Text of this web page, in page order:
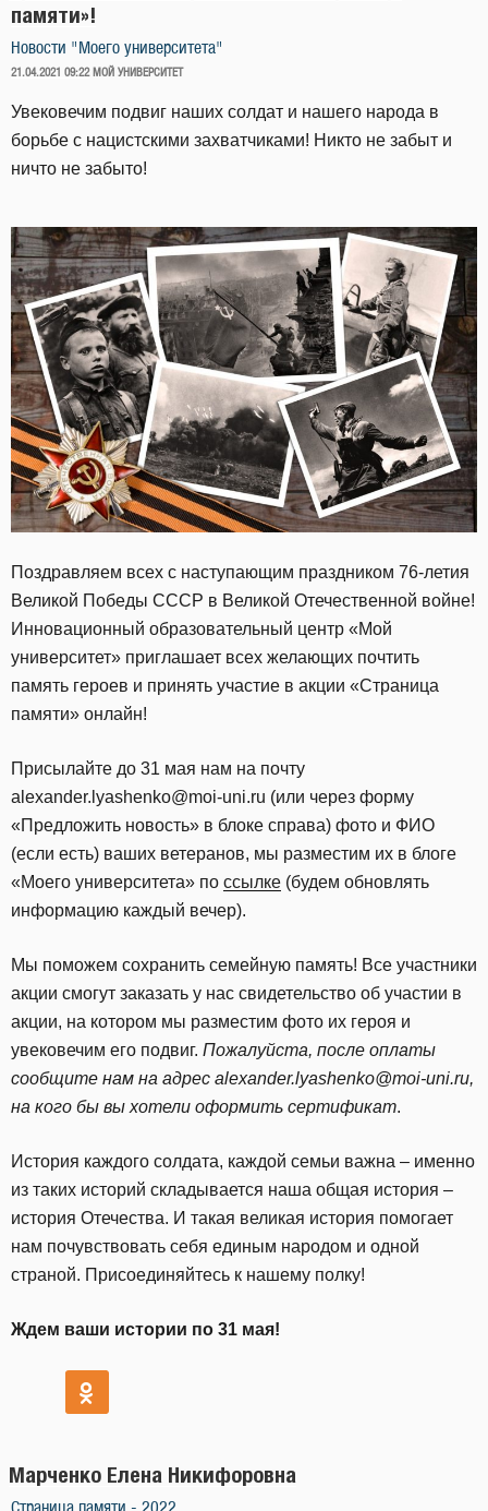
памяти»!
Новости "Моего университета"
ОПУБЛИКОВАНО
21.04.2021 09:22 МОЙ УНИВЕРСИТЕТ
Увековечим подвиг наших солдат и нашего народа в
борьбе с нацистскими захватчиками! Никто не забыт и
ничто не забыто!
Поздравляем всех с наступающим праздником 76-летия
Великой Победы СССР в Великой Отечественной войне!
Инновационный образовательный центр «Мой
университет» приглашает всех желающих почтить
память героев и принять участие в акции «Страница
памяти» онлайн!
Присылайте до 31 мая нам на почту
alexander.lyashenko@moi-uni.ru (или через форму
«Предложить новость» в блоке справа) фото и ФИО
(если есть) ваших ветеранов, мы разместим их в блоге
«Моего университета» по ссылке (будем обновлять
информацию каждый вечер).
Мы поможем сохранить семейную память! Все участники
акции смогут заказать у нас свидетельство об участии в
акции, на котором мы разместим фото их героя и
увековечим его подвиг. Пожалуйста, после оплаты
сообщите нам на адрес alexander.lyashenko@moi-uni.ru,
на кого бы вы хотели оформить сертификат.
История каждого солдата, каждой семьи важна – именно
из таких историй складывается наша общая история –
история Отечества. И такая великая история помогает
нам почувствовать себя единым народом и одной
страной. Присоединяйтесь к нашему полку!
Ждем ваши истории по 31 мая!
Марченко Елена Никифоровна